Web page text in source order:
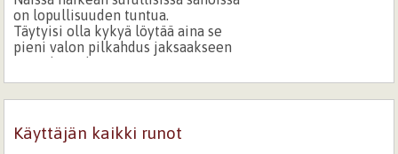
on lopullisuuden tuntua.
Täytyisi olla kykyä löytää aina se
pieni valon pilkahdus jaksaakseen
27.9.2010 0:00 Kalatar-73
Käyttäjän kaikki runot